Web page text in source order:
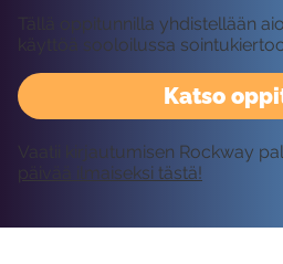
Katso
Tällä oppitunnilla yhdistellään
käyttöä sooloilussa
Vaatii kirjautumisen Rockway
päivää ilmaiseksi tästä!